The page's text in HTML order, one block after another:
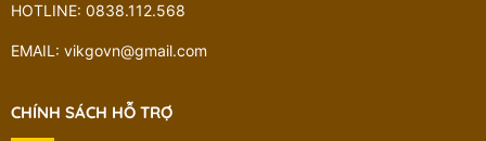
HOTLINE: 0838.112.568
EMAIL: vikgovn@gmail.com
CHÍNH SÁCH HỖ TRỢ